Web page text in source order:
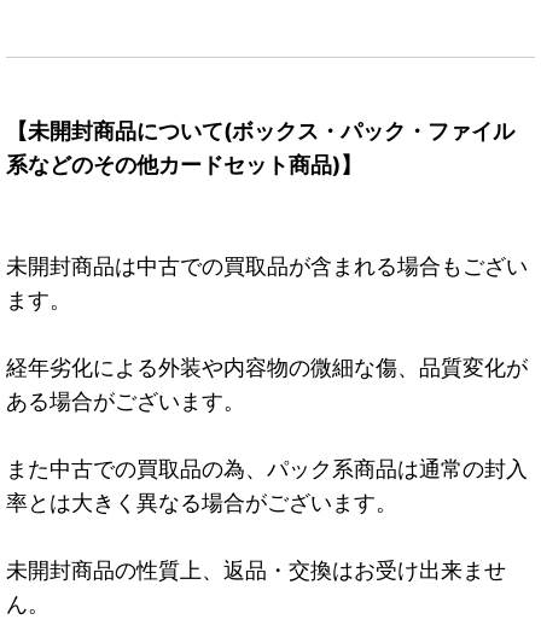
【未開封商品について(ボックス・パック・ファイル
系などのその他カードセット商品)】
未開封商品は中古での買取品が含まれる場合もござい
ます。
経年劣化による外装や内容物の微細な傷、品質変化が
ある場合がございます。
また中古での買取品の為、パック系商品は通常の封入
率とは大きく異なる場合がございます。
未開封商品の性質上、返品・交換はお受け出来ませ
ん。